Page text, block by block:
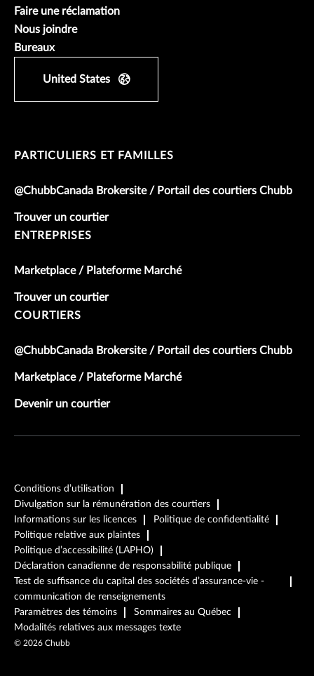
Faire une réclamation
Nous joindre
Bureaux
United States
PARTICULIERS ET FAMILLES
@ChubbCanada Brokersite / Portail des courtiers Chubb
Trouver un courtier
ENTREPRISES
Marketplace / Plateforme Marché
Trouver un courtier
COURTIERS
@ChubbCanada Brokersite / Portail des courtiers Chubb
Marketplace / Plateforme Marché
Devenir un courtier
Conditions d’utilisation
Divulgation sur la rémunération des courtiers
Informations sur les licences
Politique de confidentialité
Politique relative aux plaintes
Politique d’accessibilité (LAPHO)
Déclaration canadienne de responsabilité publique
Test de suffisance du capital des sociétés d’assurance-vie -
communication de renseignements
Paramètres des témoins
Sommaires au Québec
Modalités relatives aux messages texte
© 2026 Chubb